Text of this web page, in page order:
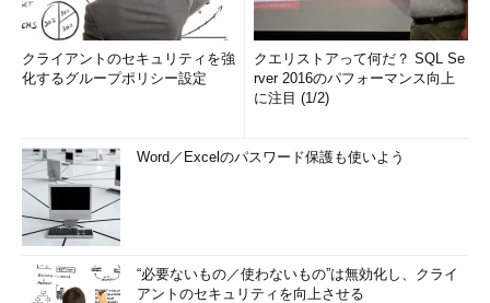
クライアントのセキュリティを強
化するグループポリシー設定
クエリストアって何だ？ SQL Se
rver 2016のパフォーマンス向上
に注目 (1/2)
Word／Excelのパスワード保護も使いよう
“必要ないもの／使わないもの”は無効化し、クライ
アントのセキュリティを向上させる